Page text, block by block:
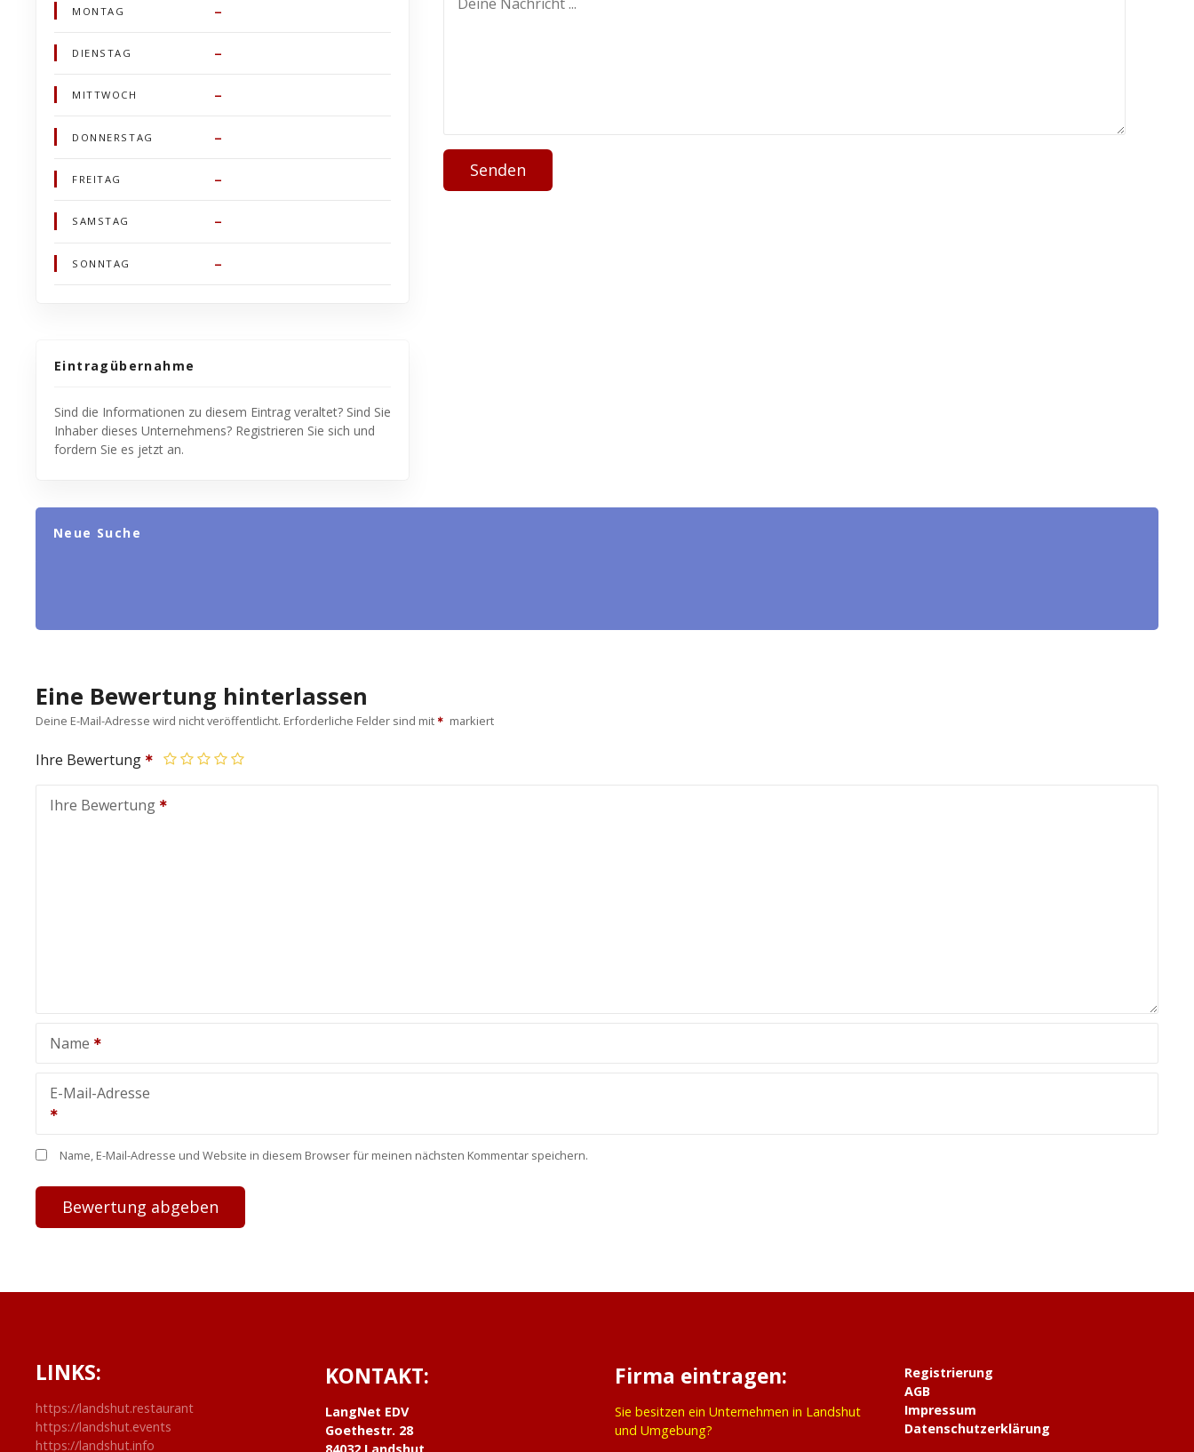
MONTAG –
DIENSTAG –
MITTWOCH –
DONNERSTAG –
FREITAG –
SAMSTAG –
SONNTAG –
Eintragübernahme
Sind die Informationen zu diesem Eintrag veraltet? Sind Sie
Inhaber dieses Unternehmens? Registrieren Sie sich und
fordern Sie es jetzt an.
Senden
Neue Suche
Eine Bewertung hinterlassen
Deine E-Mail-Adresse wird nicht veröffentlicht. Erforderliche Felder sind mit markiert
Ihre Bewertung
Ihre Bewertung
Name
E-Mail-Adresse
Name, E-Mail-Adresse und Website in diesem Browser für meinen nächsten Kommentar speichern.
LINKS:
https://landshut.restaurant
https://landshut.events
https://landshut.info
KONTAKT:
LangNet EDV
Goethestr. 28
84032 Landshut
Firma eintragen:
Sie besitzen ein Unternehmen in Landshut
und Umgebung?
Registrierung
AGB
Impressum
Datenschutzerklärung